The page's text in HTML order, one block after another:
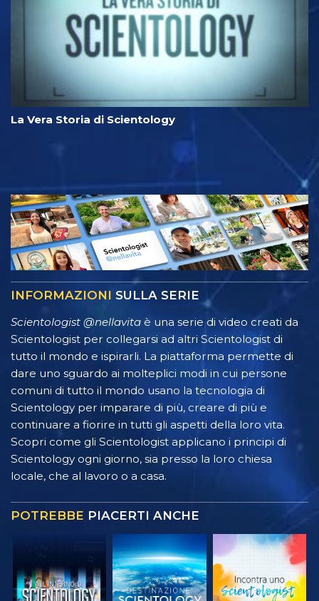
La Vera Storia di Scientology
INFORMAZIONI SULLA SERIE
Scientologist @nellavita è una serie di video creati da
Scientologist per collegarsi ad altri Scientologist di
tutto il mondo e ispirarli. La piattaforma permette di
dare uno sguardo ai molteplici modi in cui persone
comuni di tutto il mondo usano la tecnologia di
Scientology per imparare di più, creare di più e
continuare a fiorire in tutti gli aspetti della loro vita.
Scopri come gli Scientologist applicano i principi di
Scientology ogni giorno, sia presso la loro chiesa
locale, che al lavoro o a casa.
POTREBBE PIACERTI ANCHE